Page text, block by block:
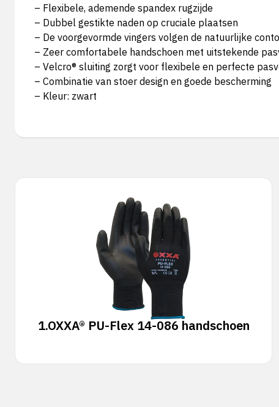
– Flexibele, ademende spandex rugzijde
– Dubbel gestikte naden op cruciale plaatsen
– De voorgevormde vingers volgen de natuurlijke
– Zeer comfortabele handschoen met uitstekende
– Velcro® sluiting zorgt voor flexibele en perfecte
– Combinatie van stoer design en goede bescherming
– Kleur: zwart
1.OXXA® PU-Flex 14-086 handschoen